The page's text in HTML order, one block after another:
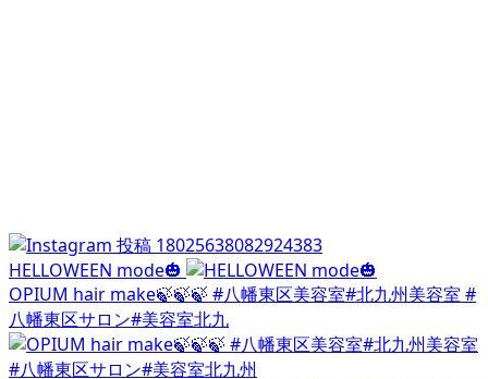
HELLOWEEN mode🎃
OPIUM hair make🍃🍃🍃 #八幡東区美容室#北九州美容室 #
八幡東区サロン#美容室北九